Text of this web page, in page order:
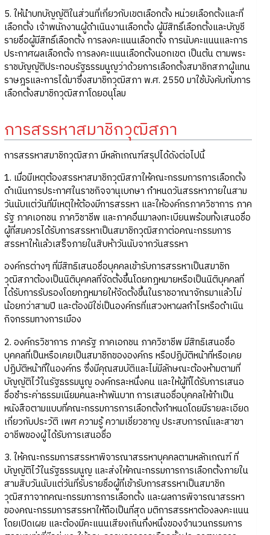
5. ให้นำบทบัญญัติในส่วนที่เกี่ยวกับเขตเลือกตั้ง หน่วยเลือกตั้งและที่
เลือกตั้ง เจ้าพนักงานผู้ดำเนินงานเลือกตั้ง ผู้มีสิทธิ์เลือกตั้งและบัญชี
รายชื่อผู้มีสิทธิ์เลือกตั้ง การลงคะแนนเลือกตั้ง การนับคะแนนและการ
ประกาศผลเลือกตั้ง การลงคะแนนเลือกตั้งนอกเขต เป็นต้น ตามพระ
ราชบัญญัติประกอบรัฐธรรมนูญว่าด้วยการเลือกตั้งสมาชิกสภาผู้แทน
ราษฎรและการได้มาซึ่งสมาชิกวุฒิสภา พ.ศ. 2550 มาใช้บังคับกับการ
เลือกตั้งสมาชิกวุฒิสภาโดยอนุโลม
การสรรหาสมาชิกวุฒิสภา
การสรรหาสมาชิกวุฒิสภา มีหลักเกณฑ์สรุปได้ดังต่อไปนี้
1. เมื่อมีเหตุต้องสรรหาสมาชิกวุฒิสภาให้คณะกรรมการการเลือกตั้ง
ดำเนินการประกาศในราชกิจจานุเบกษา กำหนดวันสรรหาภายในสาม
วันนับแต่วันที่มีเหตุให้ต้องมีการสรรหา และให้องค์กรภาควิชาการ ภาค
รัฐ ภาคเอกชน ภาควิชาชีพ และภาคอื่นมาลงทะเบียนพร้อมทั้งเสนอชื่อ
ผู้ที่สมควรได้รับการสรรหาเป็นสมาชิกวุฒิสภาต่อคณะกรรมการ
สรรหาให้แล้วเสร็จภายในสิบห้าวันนับจากวันสรรหา
องค์กรต่างๆ ที่มีสิทธิเสนอชื่อบุคคลเข้ารับการสรรหาเป็นสมาชิก
วุฒิสภาต้องเป็นนิติบุคคลที่จัดตั้งขึ้นโดยกฎหมายหรือเป็นนิติบุคคลที่
ได้รับการรับรองโดยกฎหมายให้จัดตั้งขึ้นในราชอาณาจักรมาแล้วไม่
น้อยกว่าสามปี และต้องมิใช่เป็นองค์กรที่แสวงหาผลกำไรหรือดำเนิน
กิจกรรมทางการเมือง
2. องค์กรวิชาการ ภาครัฐ ภาคเอกชน ภาควิชาชีพ มีสิทธิเสนอชื่อ
บุคคลที่เป็นหรือเคยเป็นสมาชิกขององค์กร หรือปฏิบัติหน้าที่หรือเคย
ปฏิบัติหน้าที่ในองค์กร ซึ่งมีคุณสมบัติและไม่มีลักษณะต้องห้ามตามที่
บัญญัติไว้ในรัฐธรรมนูญ องค์กรละหนึ่งคน และให้ผู้ที่ได้รับการเสนอ
ชื่อชำระค่าธรรมเนียมคนละห้าพันบาท การเสนอชื่อบุคคลให้ทำเป็น
หนังสือตามแบบที่คณะกรรมการการเลือกตั้งกำหนดโดยมีรายละเอียด
เกี่ยวกับประวัติ เพศ ความรู้ ความเชี่ยวชาญ ประสบการณ์และสาขา
อาชีพของผู้ได้รับการเสนอชื่อ
3. ให้คณะกรรมการสรรหาพิจารณาสรรหาบุคคลตามหลักเกณฑ์ ที่
บัญญัติไว้ในรัฐธรรมนูญ และส่งให้คณะกรรมการการเลือกตั้งภายใน
สามสิบวันนับแต่วันที่รับรายชื่อผู้ที่เข้ารับการสรรหาเป็นสมาชิก
วุฒิสภาจากคณะกรรมการการเลือกตั้ง และผลการพิจารณาสรรหา
ของคณะกรรมการสรรหาให้ถือเป็นที่สุด มติการสรรหาต้องลงคะแนน
โดยเปิดเผย และต้องมีคะแนนเสียงเกินกึ่งหนึ่งของจำนวนกรรมการ